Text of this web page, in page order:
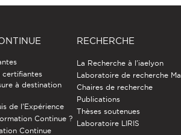
certifiantes
à destination
de l’Expérience
Continue ?
Continue
RECHERCHE
La Recherche à l'iaelyon
Laboratoire de recherche
Chaires de recherche
Publications
Thèses soutenues
Laboratoire LIRIS